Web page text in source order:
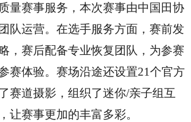
量赛事服务，本次赛事由中国田协
队运营。在选手服务方面，赛前发
，赛后配备专业恢复团队，为参赛
赛体验。赛场沿途还设置21个官方
赛道摄影，组织了迷你/亲子组互
让赛事更加的丰富多彩。